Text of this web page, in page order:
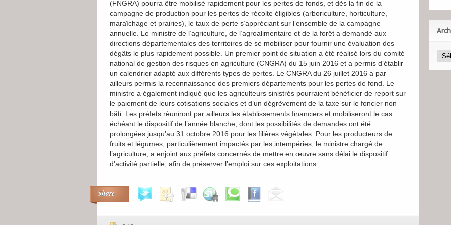
(FNGRA) pourra être mobilisé rapidement pour les pertes de fonds, et dès la fin de la
campagne de production pour les pertes de récolte éligibles (arboriculture, horticulture,
maraîchage et prairies), le taux de perte s’appréciant sur l’ensemble de la campagne
annuelle. Le ministre de l’agriculture, de l’agroalimentaire et de la forêt a demandé aux
directions départementales des territoires de se mobiliser pour fournir une évaluation des
dégâts le plus rapidement possible. Un premier point de situation a été réalisé lors du comité
national de gestion des risques en agriculture (CNGRA) du 15 juin 2016 et a permis d’établir
un calendrier adapté aux différents types de pertes. Le CNGRA du 26 juillet 2016 a par
ailleurs permis la reconnaissance des premiers départements pour les pertes de fond. Le
ministre a également indiqué que les agriculteurs sinistrés pourraient bénéficier de report sur
le paiement de leurs cotisations sociales et d’un dégrèvement de la taxe sur le foncier non
bâti. Les préfets réuniront par ailleurs les établissements financiers et mobiliseront le cas
échéant le dispositif de l’année blanche, dont les possibilités de demandes ont été
prolongées jusqu’au 31 octobre 2016 pour les filières végétales. Pour les producteurs de
fruits et légumes, particulièrement impactés par les intempéries, le ministre chargé de
l’agriculture, a enjoint aux préfets concernés de mettre en œuvre sans délai le dispositif
d’activité partielle, afin de préserver l’emploi sur ces exploitations.
Share